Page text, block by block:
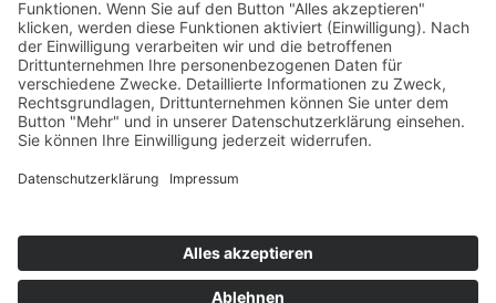
Mitglied werden!
Impressum
Datenschutz
Copyright 2023. All rights reserved.